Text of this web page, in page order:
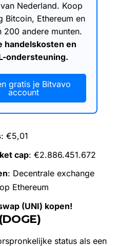
Nederland. Koop
Bitcoin, Ethereum en
200 andere munten.
handelskosten en
ondersteuning.
gratis je Bitvavo
account
: €5,01
cap: €2.886.451.672
: Decentrale exchange
Ethereum
(UNI) kopen!
status als een